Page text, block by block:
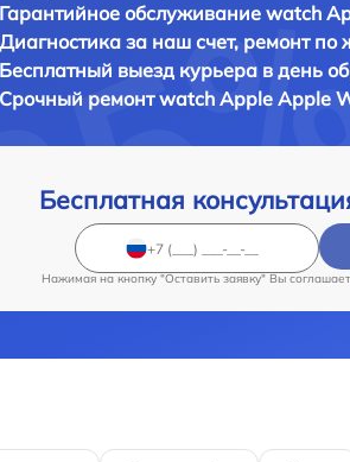
Гарантийное обслуживание watch
Диагностика за наш счет, ремонт по
Бесплатный выезд курьера в день
Срочный ремонтwatch Apple Apple
Бесплатная
Нажимая на кнопку "Оставить заявку" Вы